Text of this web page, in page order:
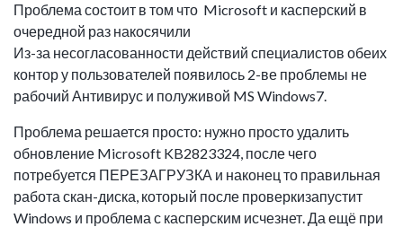
Проблема состоит в том что Microsoft и касперский в
очередной раз накосячили
Из-за несогласованности действий специалистов обеих
контор у пользователей появилось 2-ве проблемы не
рабочий Антивирус и полуживой MS Windows7.
Проблема решается просто: нужно просто удалить
обновление Microsoft KB2823324, после чего
потребуется ПЕРЕЗАГРУЗКА и наконец то правильная
работа скан-диска, который после проверкизапустит
Windows и проблема с касперским исчезнет. Да ещё при